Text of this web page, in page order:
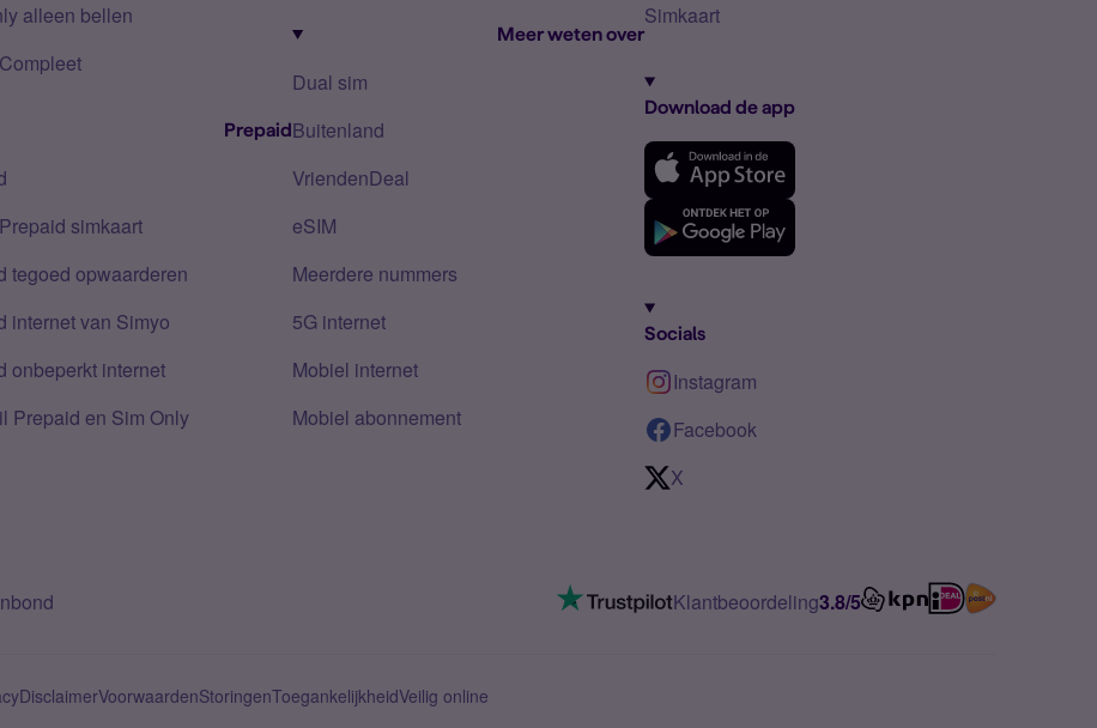
alleen bellen
Prepaid
simkaart
tegoed opwaarderen
internet van Simyo
onbeperkt internet
Prepaid en Sim Only
Meer weten over
Dual sim
Buitenland
VriendenDeal
eSIM
Meerdere nummers
5G internet
Mobiel internet
Mobiel abonnement
Simkaart
Download de app
Socials
Instagram
Facebook
X
Klantbeoordeling3.8/5
DisclaimerVoorwaardenStoringenToegankelijkheidVeilig online